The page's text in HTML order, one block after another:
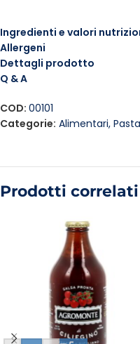
Ingredienti e valori
Allergeni
Dettagli prodotto
Q & A
COD: 00101
Categorie: Alimentari,
Prodotti correlati